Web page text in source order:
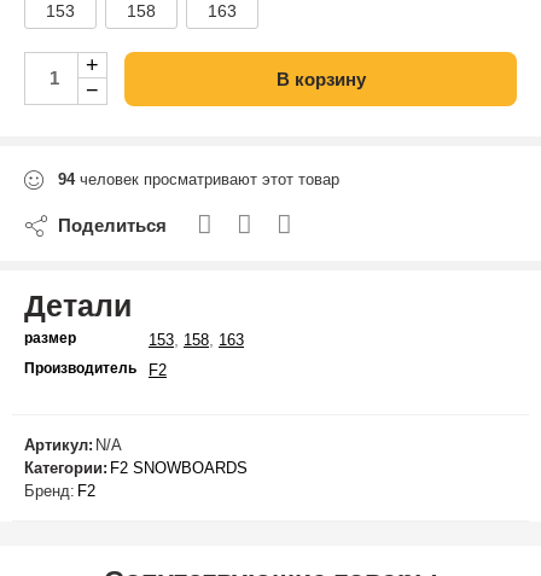
153 158 163
+
−
В корзину
94человек просматривают этот товар
Поделиться
Детали
размер 153 158 163
Производитель F2
Артикул: N/A
Категории: F2 SNOWBOARDS
Бренд: F2